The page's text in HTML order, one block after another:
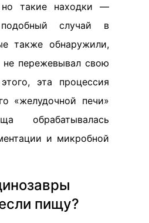
но такие находки —
случай в
также обнаружили,
не пережевывал свою
эта процессия
«желудочной печи»
и микробной
пищу?